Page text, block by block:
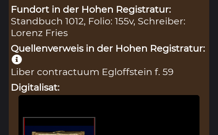
Fundort in der Hohen Registratur:
Standbuch 1012, Folio: 155v, Schreiber:
Lorenz Fries
Quellenverweis in der Hohen Registratur:
Liber contractuum Egloffstein f. 59
Digitalisat: